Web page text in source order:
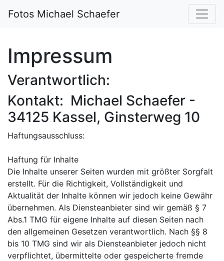
Fotos Michael Schaefer
Impressum
Verantwortlich:
Kontakt: Michael Schaefer -
34125 Kassel, Ginsterweg 10
Haftungsausschluss:
Haftung für Inhalte
Die Inhalte unserer Seiten wurden mit größter Sorgfalt
erstellt. Für die Richtigkeit, Vollständigkeit und
Aktualität der Inhalte können wir jedoch keine Gewähr
übernehmen. Als Diensteanbieter sind wir gemäß § 7
Abs.1 TMG für eigene Inhalte auf diesen Seiten nach
den allgemeinen Gesetzen verantwortlich. Nach §§ 8
bis 10 TMG sind wir als Diensteanbieter jedoch nicht
verpflichtet, übermittelte oder gespeicherte fremde